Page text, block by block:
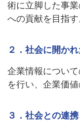
術に立脚した事
への貢献を目指す
２．社会に開か
企業情報につい
を行い、企業価値
３．社会との連